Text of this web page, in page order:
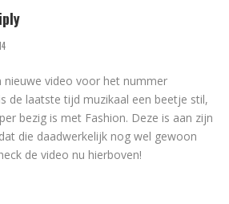
nieuwe video voor het nummer
de laatste tijd muzikaal een beetje stil,
bezig is met Fashion. Deze is aan zijn
die daadwerkelijk nog wel gewoon
de video nu hierboven!